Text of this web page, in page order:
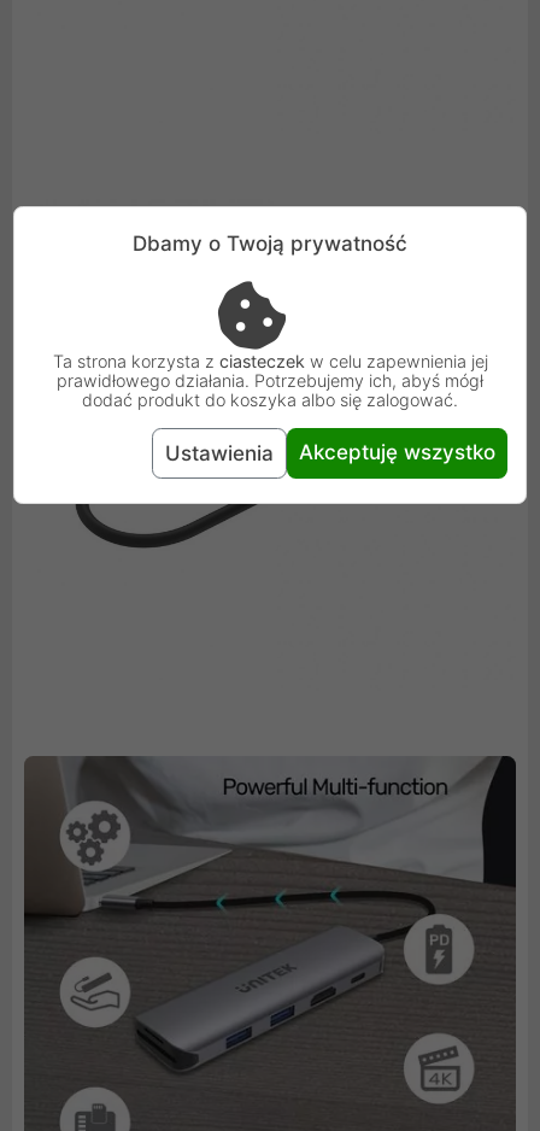
Dbamy o Twoją prywatność
Ta strona korzysta z ciasteczek w celu zapewnienia jej
prawidłowego działania. Potrzebujemy ich, abyś mógł
dodać produkt do koszyka albo się zalogować.
Ustawienia Akceptuję wszystko